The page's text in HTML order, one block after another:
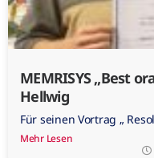
MEMRISYS „Best
Hellwig
Für seinen Vortrag „
Mehr Lesen